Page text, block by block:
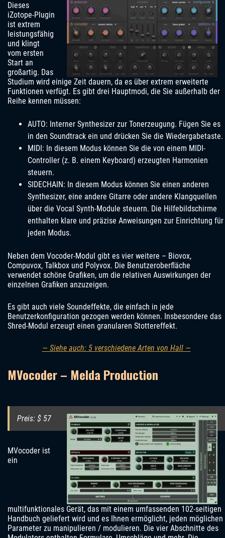
Dieses
iZotope-Plugin
ist extrem
leistungsfähig
und klingt
vom ersten
Start an
großartig. Das
Studium wird einige Zeit dauern, da es über extrem erweiterte
Funktionen verfügt. Es gibt drei Hauptmodi, die Sie außerhalb der
Reihe kennen müssen:
AUTO: Interner Synthesizer zur Tonerzeugung. Fügen Sie es
in den Soundtrack ein und drücken Sie die Wiedergabetaste.
MIDI: In diesem Modus können Sie die von einem MIDI-
Controller (z. B. einem Keyboard) erzeugten Harmonien
steuern.
SIDECHAIN: In diesem Modus können Sie einen anderen
Synthesizer, eine andere Gitarre oder andere Klangquellen
über die Vocal Synth-Module steuern. Die Hilfebildschirme
enthalten klare und präzise Anweisungen zur Einrichtung für
jeden Modus.
Neben dem Vocoder-Modul gibt es vier weitere – Biovox,
Compuvox, Talkbox und Polyvox. Die Benutzeroberfläche
verwendet schöne Grafiken, um die relativen Auswirkungen der
einzelnen Grafiken anzuzeigen.
Es gibt auch viele Soundeffekte, die einfach in jede
Benutzerkonfiguration gezogen werden können. Insbesondere das
Shred-Modul erzeugt einen granularen Stottereffekt.
— Siehe auch: 5 verschiedene Arten von Hall —
MVocoder – Melda Production
Preis: $ 57
MVocoder ist
ein
multifunktionales Gerät, das mit einem umfassenden 102-seitigen
Handbuch geliefert wird und es Ihnen ermöglicht, jeden möglichen
Parameter zu manipulieren / modulieren. Die vier Abschnitte des